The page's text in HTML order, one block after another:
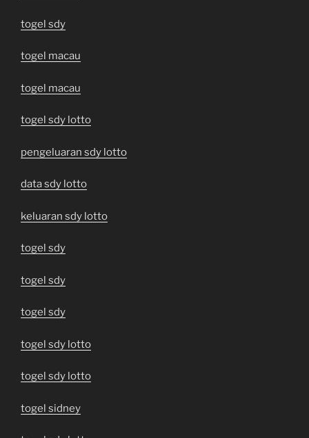
togel sdy
togel macau
togel macau
togel sdy lotto
pengeluaran sdy lotto
data sdy lotto
keluaran sdy lotto
togel sdy
togel sdy
togel sdy
togel sdy lotto
togel sdy lotto
togel sidney